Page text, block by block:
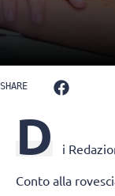
SHARE
D i
Conto alla